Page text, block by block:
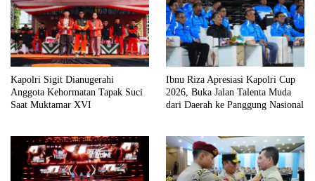
Kapolri Sigit Dianugerahi
Anggota Kehormatan Tapak Suci
Saat Muktamar XVI
Ibnu Riza Apresiasi Kapolri Cup
2026, Buka Jalan Talenta Muda
dari Daerah ke Panggung Nasional